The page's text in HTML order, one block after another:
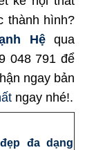
thành hình?
Hệqua
048 791 để
ngay bản
ngay nhé!.
đa dạng